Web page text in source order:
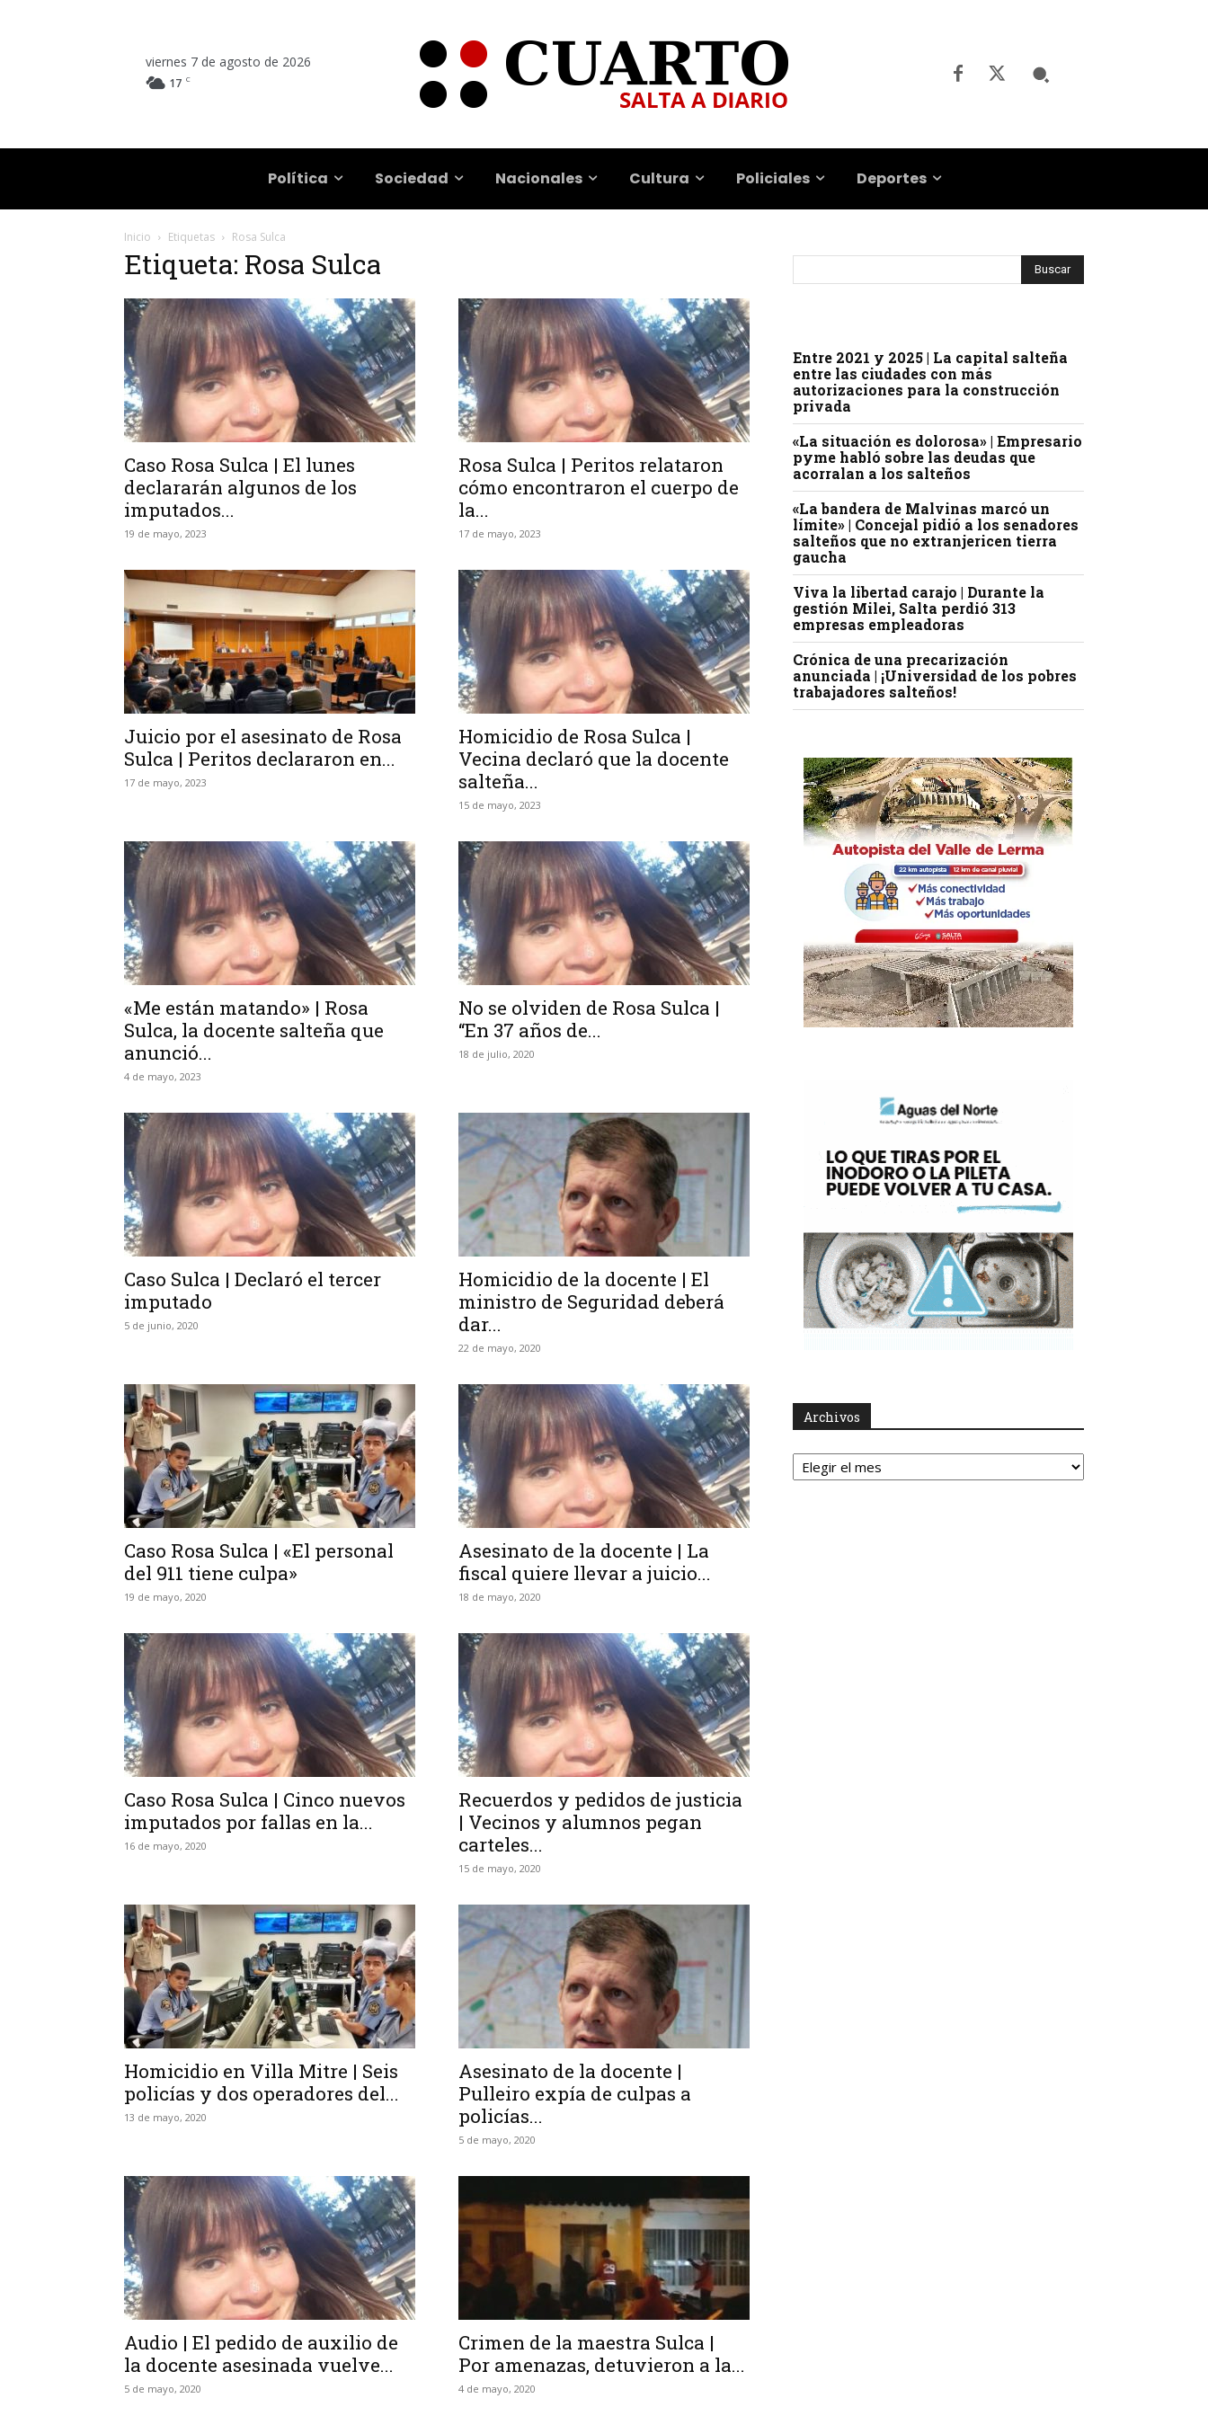
viernes 7 de agosto de 2026
17 C
Política Sociedad Nacionales Cultura Policiales Deportes
Inicio Etiquetas Rosa Sulca
Etiqueta: Rosa Sulca
Caso Rosa Sulca | El lunes
declararán algunos de los
imputados...
19 de mayo, 2023
Rosa Sulca | Peritos relataron
cómo encontraron el cuerpo de
la...
17 de mayo, 2023
Juicio por el asesinato de Rosa
Sulca | Peritos declararon en...
17 de mayo, 2023
Homicidio de Rosa Sulca |
Vecina declaró que la docente
salteña...
15 de mayo, 2023
«Me están matando» | Rosa
Sulca, la docente salteña que
anunció...
4 de mayo, 2023
No se olviden de Rosa Sulca |
“En 37 años de...
18 de julio, 2020
Caso Sulca | Declaró el tercer
imputado
5 de junio, 2020
Homicidio de la docente | El
ministro de Seguridad deberá
dar...
22 de mayo, 2020
Caso Rosa Sulca | «El personal
del 911 tiene culpa»
19 de mayo, 2020
Asesinato de la docente | La
fiscal quiere llevar a juicio...
18 de mayo, 2020
Caso Rosa Sulca | Cinco nuevos
imputados por fallas en la...
16 de mayo, 2020
Recuerdos y pedidos de justicia
| Vecinos y alumnos pegan
carteles...
15 de mayo, 2020
Homicidio en Villa Mitre | Seis
policías y dos operadores del...
13 de mayo, 2020
Asesinato de la docente |
Pulleiro expía de culpas a
policías...
5 de mayo, 2020
Audio | El pedido de auxilio de
la docente asesinada vuelve...
5 de mayo, 2020
Crimen de la maestra Sulca |
Por amenazas, detuvieron a la...
4 de mayo, 2020
Entre 2021 y 2025 | La capital salteña
entre las ciudades con más
autorizaciones para la construcción
privada
«La situación es dolorosa» | Empresario
pyme habló sobre las deudas que
acorralan a los salteños
«La bandera de Malvinas marcó un
límite» | Concejal pidió a los senadores
salteños que no extranjericen tierra
gaucha
Viva la libertad carajo | Durante la
gestión Milei, Salta perdió 313
empresas empleadoras
Crónica de una precarización
anunciada | ¡Universidad de los pobres
trabajadores salteños!
Archivos
Archivos